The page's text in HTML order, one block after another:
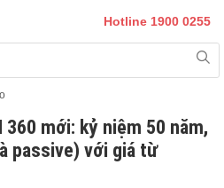
Hotline 1900 0255
360 mới: kỷ niệm 50 năm,
passive) với giá từ